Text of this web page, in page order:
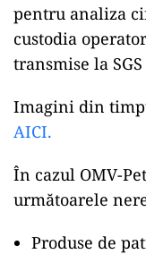
pentru analiza
custodia
transmise la
Imagini din
AICI.
În cazul OMV-
următoarele
Produse de